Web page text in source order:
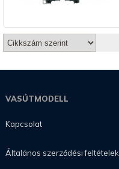
VASÚTMODELL
Kapcsolat
Általános szerződési feltételek